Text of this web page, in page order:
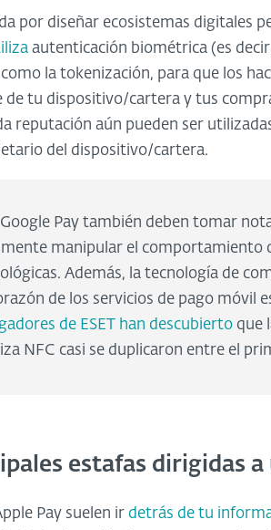
por diseñar ecosistemas digitales
autenticación biométrica (es
la tokenización, para que los
de tu dispositivo/cartera y tus
reputación aún pueden ser
del dispositivo/cartera.
Pay también deben tomar
manipular el comportamiento
Además, la tecnología de
de los servicios de pago móvil
de ESET han descubierto que
NFC casi se duplicaron entre el
estafas dirigidas
Pay suelen ir detrás de tu